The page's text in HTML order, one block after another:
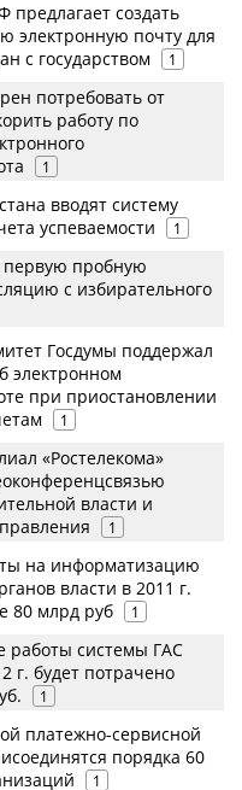
предлагает создать
электронную почту для
с государством
1
потребовать от
работу по
1
вводят систему
успеваемости
1
пробную
с избирательного
Госдумы поддержал
электронном
при приостановлении
1
«Ростелекома»
власти и
1
на информатизацию
власти в 2011 г.
80 млрд руб
1
работы системы ГАС
г. будет потрачено
1
платежно-сервисной
порядка 60
1